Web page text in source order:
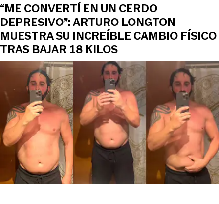
“ME CONVERTÍ EN UN CERDO
DEPRESIVO”: ARTURO LONGTON
MUESTRA SU INCREÍBLE CAMBIO FÍSICO
TRAS BAJAR 18 KILOS